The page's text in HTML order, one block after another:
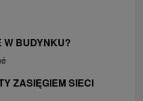
W BUDYNKU?
ZASIĘGIEM SIECI